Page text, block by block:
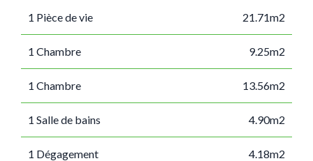
1 Pièce de vie 21.71m2
1 Chambre 9.25m2
1 Chambre 13.56m2
1 Salle de bains 4.90m2
1 Dégagement 4.18m2